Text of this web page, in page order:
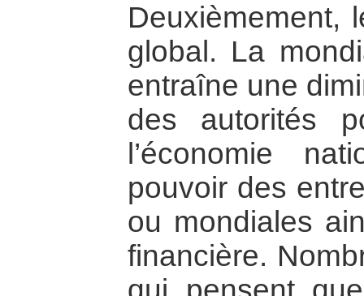
Deuxièmement,
global. La
entraîne une
des autorités
l’économie
pouvoir des
ou mondiales
financière.